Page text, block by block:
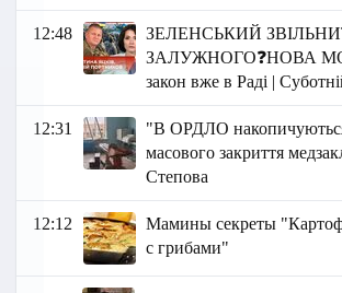
12:48
ЗЕЛЕНСЬКИЙ
ЗАЛУЖНОГО❓НОВА
закон вже в Раді |
12:31
"В ОРДЛО
масового закриття
Степова
12:12
Мамины секреты
с грибами"